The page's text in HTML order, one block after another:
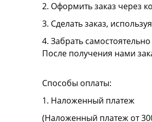
2. Оформить заказ через
3. Сделать заказ,
4. Забрать
После получения нами
Способы оплаты:
1. Наложенный платеж
(Наложенный платеж от